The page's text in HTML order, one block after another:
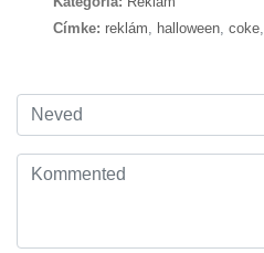
Címke: reklám, halloween, coke,